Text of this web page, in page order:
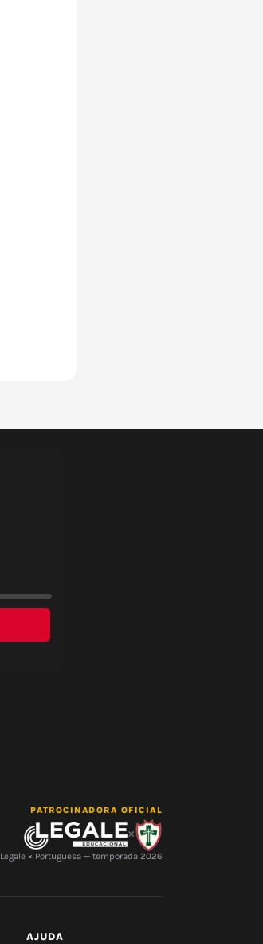
PATROCINADORA OFICIAL
×
Legale × Portuguesa — temporada 2026
AJUDA